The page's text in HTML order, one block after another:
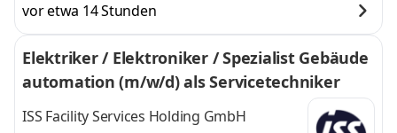
am Main,
2 weitere
vor etwa 14 Stunden
Elektriker / Elektroniker / Spezialist Gebäude
automation (m/w/d) als Servicetechniker
ISS Facility Services Holding GmbH